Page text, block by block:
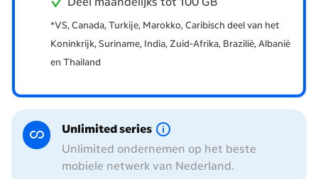
*VS, Canada, Turkije, Marokko, Caribisch deel van het
Koninkrijk, Suriname, India, Zuid-Afrika, Brazilië, Albanië
en Thailand
Unlimited series
Unlimited ondernemen op het beste
mobiele netwerk van Nederland.